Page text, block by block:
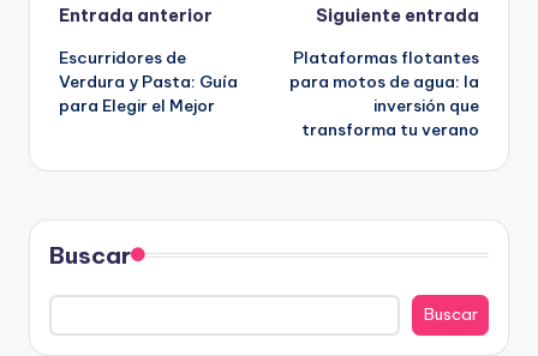
Navegación
de
entradas
Entrada anterior
Escurridores de
Verdura y Pasta: Guía
para Elegir el Mejor
Siguiente entrada
Plataformas flotantes
para motos de agua: la
inversión que
transforma tu verano
Buscar
Buscar